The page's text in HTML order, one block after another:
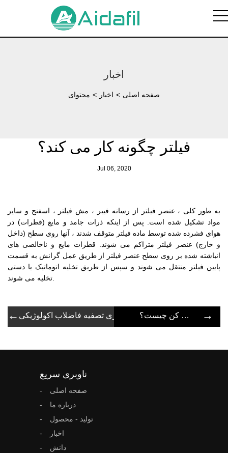
اخبار
صفحه اصلی > اخبار > محتوای
فیلتر چگونه کار می کند؟
Jul 06, 2020
به طور کلی ، عنصر فیلتر از رسانه فیبر ، مش فیلتر ، اسفنج و سایر
مواد تشکیل شده است. پس از اینکه ذرات جامد و مایع (قطرات) در
هوای فشرده شده توسط ماده فیلتر متوقف شدند ، آنها روی سطح (داخل
و خارج) عنصر فیلتر متراکم می شوند. قطرات مایع و ناخالصی های
انباشته شده بر روی سطح عنصر فیلتر از طریق عمل گرانش به قسمت
پایین فیلتر منتقل می شوند و سپس از طریق تخلیه اتوماتیک یا دستی
← فیلتر برگشت شستشو در فناوری تصفیه فاضلاب اکولوژیکی
مواد فعال در فیلتر خشک کن چیست؟ →
ناوبری سریع
صفحه اصلی
درباره ما
تولید - محصول
اخبار
دانش